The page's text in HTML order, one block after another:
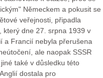
Německem a pokusit se
veřejnosti, připadla
který dne 27. srpna 1939 v
a Francií nebyla přerušena
ale naopak SSSR
také v důsledku této
dostala pro